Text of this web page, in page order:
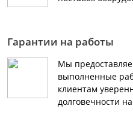
Гарантии на работы
Мы
выполненные
клиентам
долговечности